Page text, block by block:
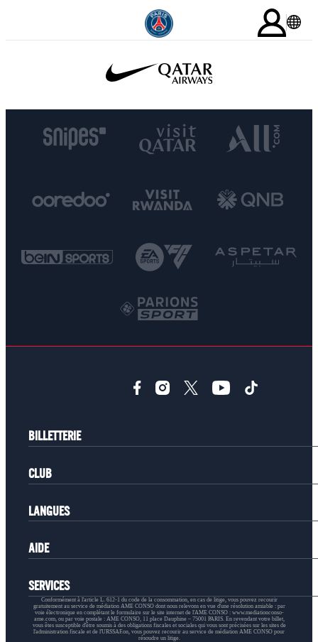
LOGIN
BILLETTERIE
CLUB
LANGUES
AIDE
SERVICES
Conformément à l'article L. 612-1 du code de la consommation, en cas de litige, vous pouvez recourir
gratuitement au service de médiation AME CONSO dont nous relevons en vue d'une résolution amiable : par
voie électronique en complétant le formulaire sur le site internet de l'AME CONSO : www.mediationconso-
ame.com, ou par voie postale : AME CONSO, 11 place Dauphine – 75001 PARIS. En revendant votre billet,
vous êtes susceptible d'être soumis à des obligations fiscales et sociales qui vous sont précisées sur les sites de
l'administration fiscale et de l'URSSAF.on, vous pouvez recourir au service de médiation AME CONSO pour
résoudre un litige.